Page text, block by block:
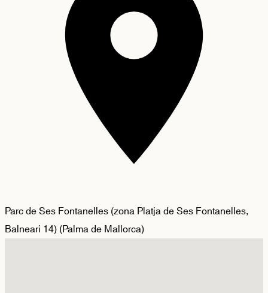
Parc de Ses Fontanelles (zona Platja de Ses Fontanelles,
Balneari 14)(Palma de Mallorca)